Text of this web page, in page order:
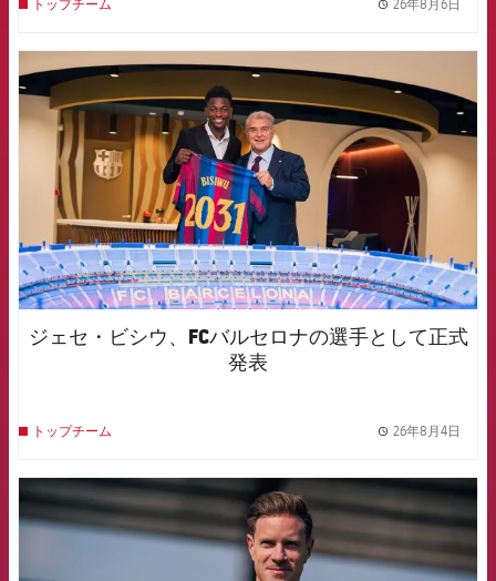
トップチーム
ジェセ・ビシウ、FCバルセロナの選手として正式
発表
トップチーム 26年8月4日
FCB Barcelona badge